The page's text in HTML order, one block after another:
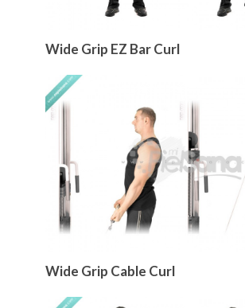
Wide Grip EZ Bar Curl
Wide Grip Cable Curl